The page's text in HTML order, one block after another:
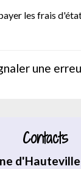
les frais
une
Contacts